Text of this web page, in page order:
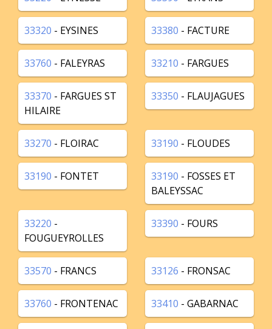
33320 - EYSINES 33380 - FACTURE
33760 - FALEYRAS 33210 - FARGUES
33370 - FARGUES ST
HILAIRE
33350 - FLAUJAGUES
33270 - FLOIRAC 33190 - FLOUDES
33190 - FONTET 33190 - FOSSES ET
BALEYSSAC
33220 -
FOUGUEYROLLES
33390 - FOURS
33570 - FRANCS 33126 - FRONSAC
33760 - FRONTENAC 33410 - GABARNAC